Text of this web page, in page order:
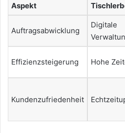
Aspekt
Auftragsabwicklung
Digitale
Effizienzsteigerung Hohe
Kundenzufriedenheit